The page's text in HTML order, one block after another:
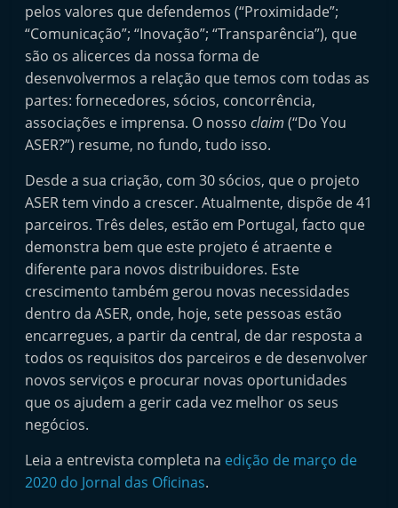
pelos valores que defendemos (“Proximidade”;
“Comunicação”; “Inovação”; “Transparência”), que
são os alicerces da nossa forma de
desenvolvermos a relação que temos com todas as
partes: fornecedores, sócios, concorrência,
associações e imprensa. O nossoclaim(“Do You
ASER?”) resume, no fundo, tudo isso.
Desde a sua criação, com 30 sócios, que o projeto
ASER tem vindo a crescer. Atualmente, dispõe de 41
parceiros. Três deles, estão em Portugal, facto que
demonstra bem que este projeto é atraente e
diferente para novos distribuidores. Este
crescimento também gerou novas necessidades
dentro da ASER, onde, hoje, sete pessoas estão
encarregues, a partir da central, de dar resposta a
todos os requisitos dos parceiros e de desenvolver
novos serviços e procurar novas oportunidades
que os ajudem a gerir cada vez melhor os seus
negócios.
Leia a entrevista completa na edição de março de
2020 do Jornal das Oficinas.